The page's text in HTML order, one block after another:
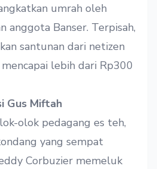
umrah oleh
anggota Banser. Terpisah,
santunan dari netizen
lebih dari Rp300
Gus Miftah
olok pedagang es teh,
yang sempat
Corbuzier memeluk